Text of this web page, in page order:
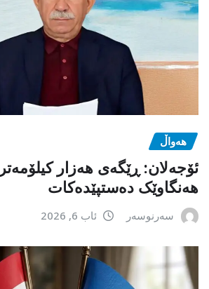
هەواڵ
ئۆجەلان: ڕێگەی هەزار
هەنگاوێک دەستپێدەکات
سەرنوسەر ئاب 6, 2026